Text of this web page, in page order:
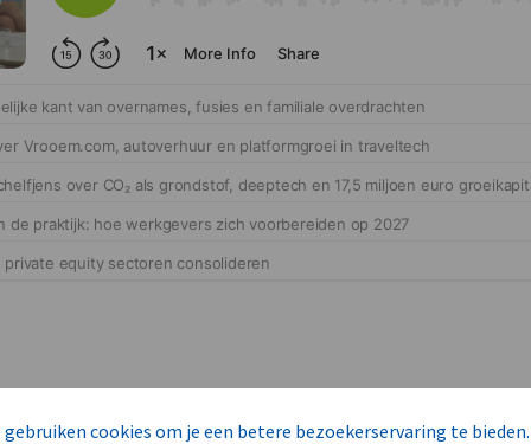
gebruiken cookies om je een betere bezoekerservaring te bieden.